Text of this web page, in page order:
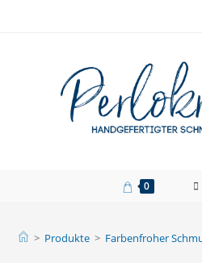
0
> Produkte > Farbenfroher